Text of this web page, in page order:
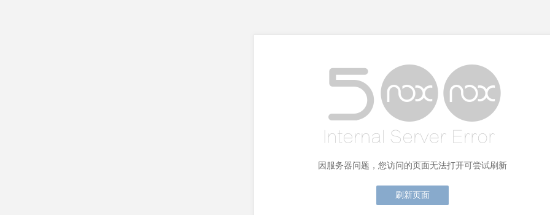
因服务器问题，您访问的页面无法打开可尝试刷新
刷新页面